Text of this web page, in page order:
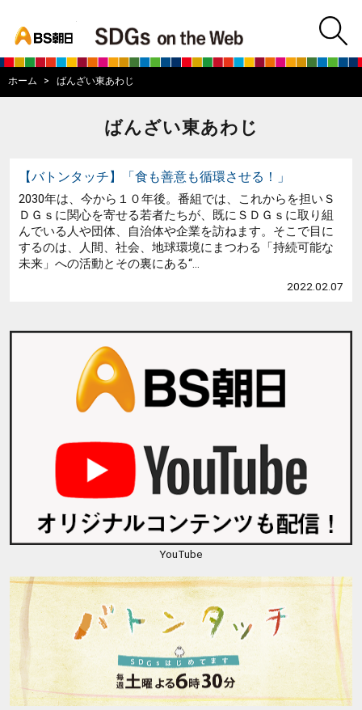
BS朝日SDGs
ホーム ばんざい東あわじ
ばんざい東あわじ
【バトンタッチ】「食も善意も循環させる！」
2030年は、今から１０年後。番組では、これからを担いＳ
ＤＧｓに関心を寄せる若者たちが、既にＳＤＧｓに取り組
んでいる人や団体、自治体や企業を訪ねます。そこで目に
するのは、人間、社会、地球環境にまつわる「持続可能な
未来」への活動とその裏にある“...
2022.02.07
YouTube